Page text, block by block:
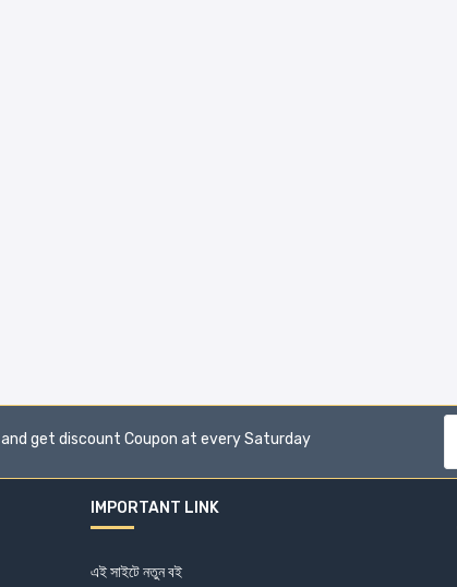
and get discount Coupon at every Saturday
IMPORTANT LINK
এই সাইটে নতুন বই